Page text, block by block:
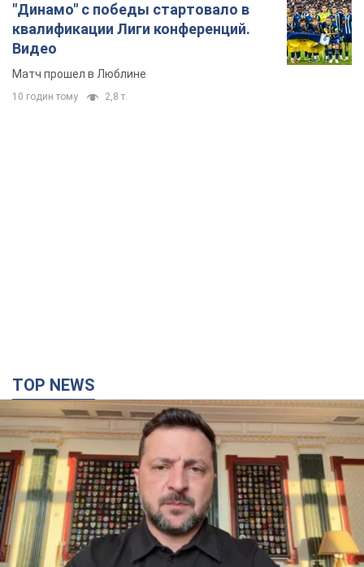
"Динамо" с победы стартовало в
квалификации Лиги конференций.
Видео
Матч прошел в Люблине
10 годин тому 2,8 т.
TOP NEWS